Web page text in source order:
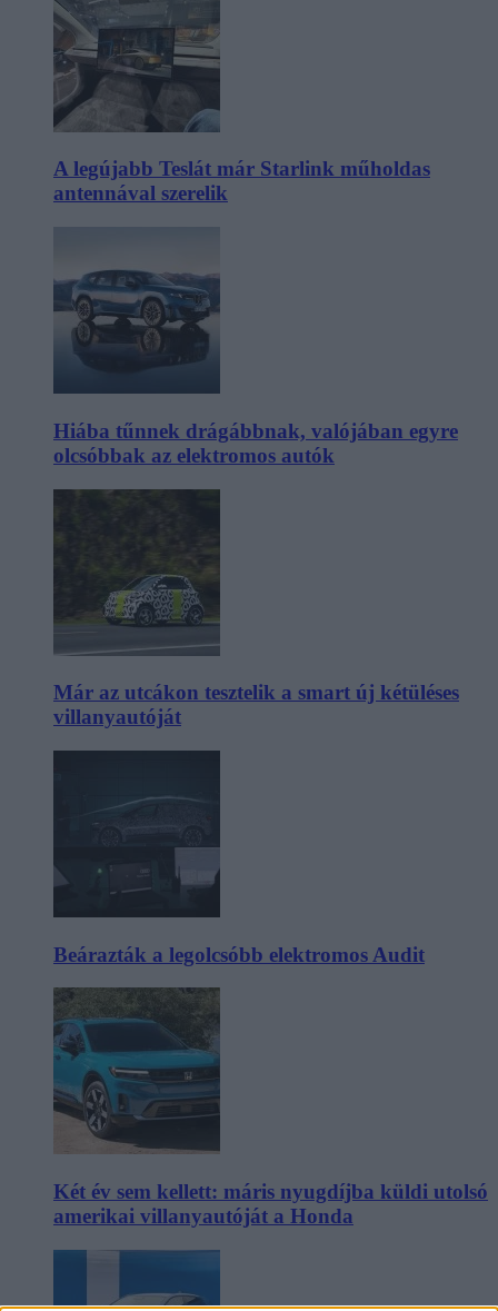
A legújabb Teslát már Starlink műholdas
antennával szerelik
Hiába tűnnek drágábbnak, valójában egyre
olcsóbbak az elektromos autók
Már az utcákon tesztelik a smart új kétüléses
villanyautóját
Beárazták a legolcsóbb elektromos Audit
Két év sem kellett: máris nyugdíjba küldi utolsó
amerikai villanyautóját a Honda